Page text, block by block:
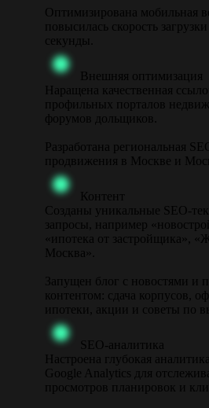
Оптимизирована мобильная
повысилась скорость
секунды.
Внешняя оптимизация
Наращена качественная
профильных порталов
форумов дольщиков.
Разработана региональная
продвижения в Москве и
Контент
Созданы уникальные SEO-
запросы, например
«ипотека от застройщика»,
Москва».
Запущен блог с новостями и
контентом: сдача корпусов,
ипотеки, акции и советы по
SEO-аналитика
Настроена глубокая
Google Analytics для
просмотров планировок и